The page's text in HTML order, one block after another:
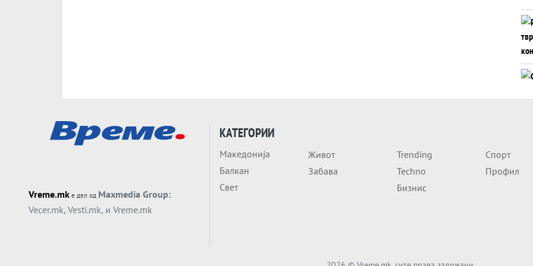
Vreme.mk е дел од Maxmedia Group:
Vecer.mk, Vesti.mk, и Vreme.mk
КАТЕГОРИИ
Македонија
Балкан
Свет
Живот
Забава
Trending
Techno
Бизнис
Спорт
Профил